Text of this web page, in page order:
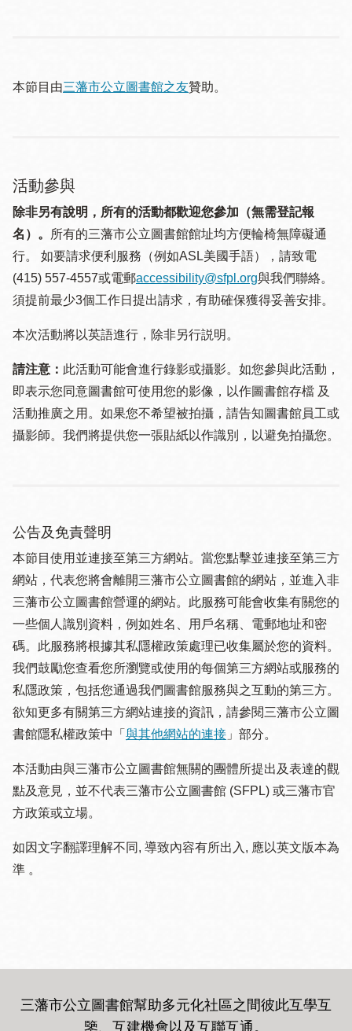
本節目由三藩市公立圖書館之友贊助。
活動參與
除非另有說明，所有的活動都歡迎您參加（無需登記報
名）。
所有的三藩市公立圖書館館址均方便輪椅無障礙通
行。 如要請求便利服務（例如ASL美國手語），請致電
(415) 557-4557或電郵accessibility@sfpl.org與我們聯絡。
須提 前最少3個工作日提出請求，有助確保獲得妥善安排。
本次活動將以英語進行，除非另行説明。
請注意： 此活動可能會進行錄影或攝影。如您參與此活動，
即表示您同意圖書館可使用您的影像，以作圖書館存檔 及
活動推廣之用。如果您不希望被拍攝，請告知圖書館員工或
攝影師。我們將提供您一張貼紙以作識別，以避免拍攝您。
公告及免責聲明
本節目使用並連接至第三方網站。當您點擊並連接至第三方
網站，代表您將會離開三藩市公立圖書館的網站，並進入非
三藩市公立圖書館營運的網站。此服務可能會收集有關您的
一些個人識別資料，例如姓名、用戶名稱、電郵地址和密
碼。此服務將根據其私隱權政策處理已收集屬於您的資料。
我們鼓勵您查看您所瀏覽或使用的每個第三方網站或服務的
私隱政策，包括您通過我們圖書館服務與之互動的第三方。
欲知更多有關第三方網站連接的資訊，請參閱三藩市公立圖
書館隱私權政策中「 與其他網站的連接 」部分。
本活動由與三藩市公立圖書館無關的團體所提出及表達的觀
點及意見，並不代表三藩市公立圖書館 (SFPL) 或三藩市官
方政策或立場。
如因文字翻譯理解不同, 導致內容有所出入, 應以英文版本為
準 。
三藩市公立圖書館幫助多元化社區之間彼此互學互
鑒、互建機會以及互聯互通。